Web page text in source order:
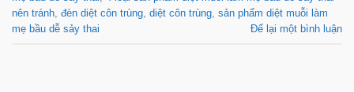
nên tránh, đèn diệt côn trùng, diệt côn trùng, sản phẩm diệt muỗi làm
mẹ bầu dễ sảy thai
Để lại một bình luận